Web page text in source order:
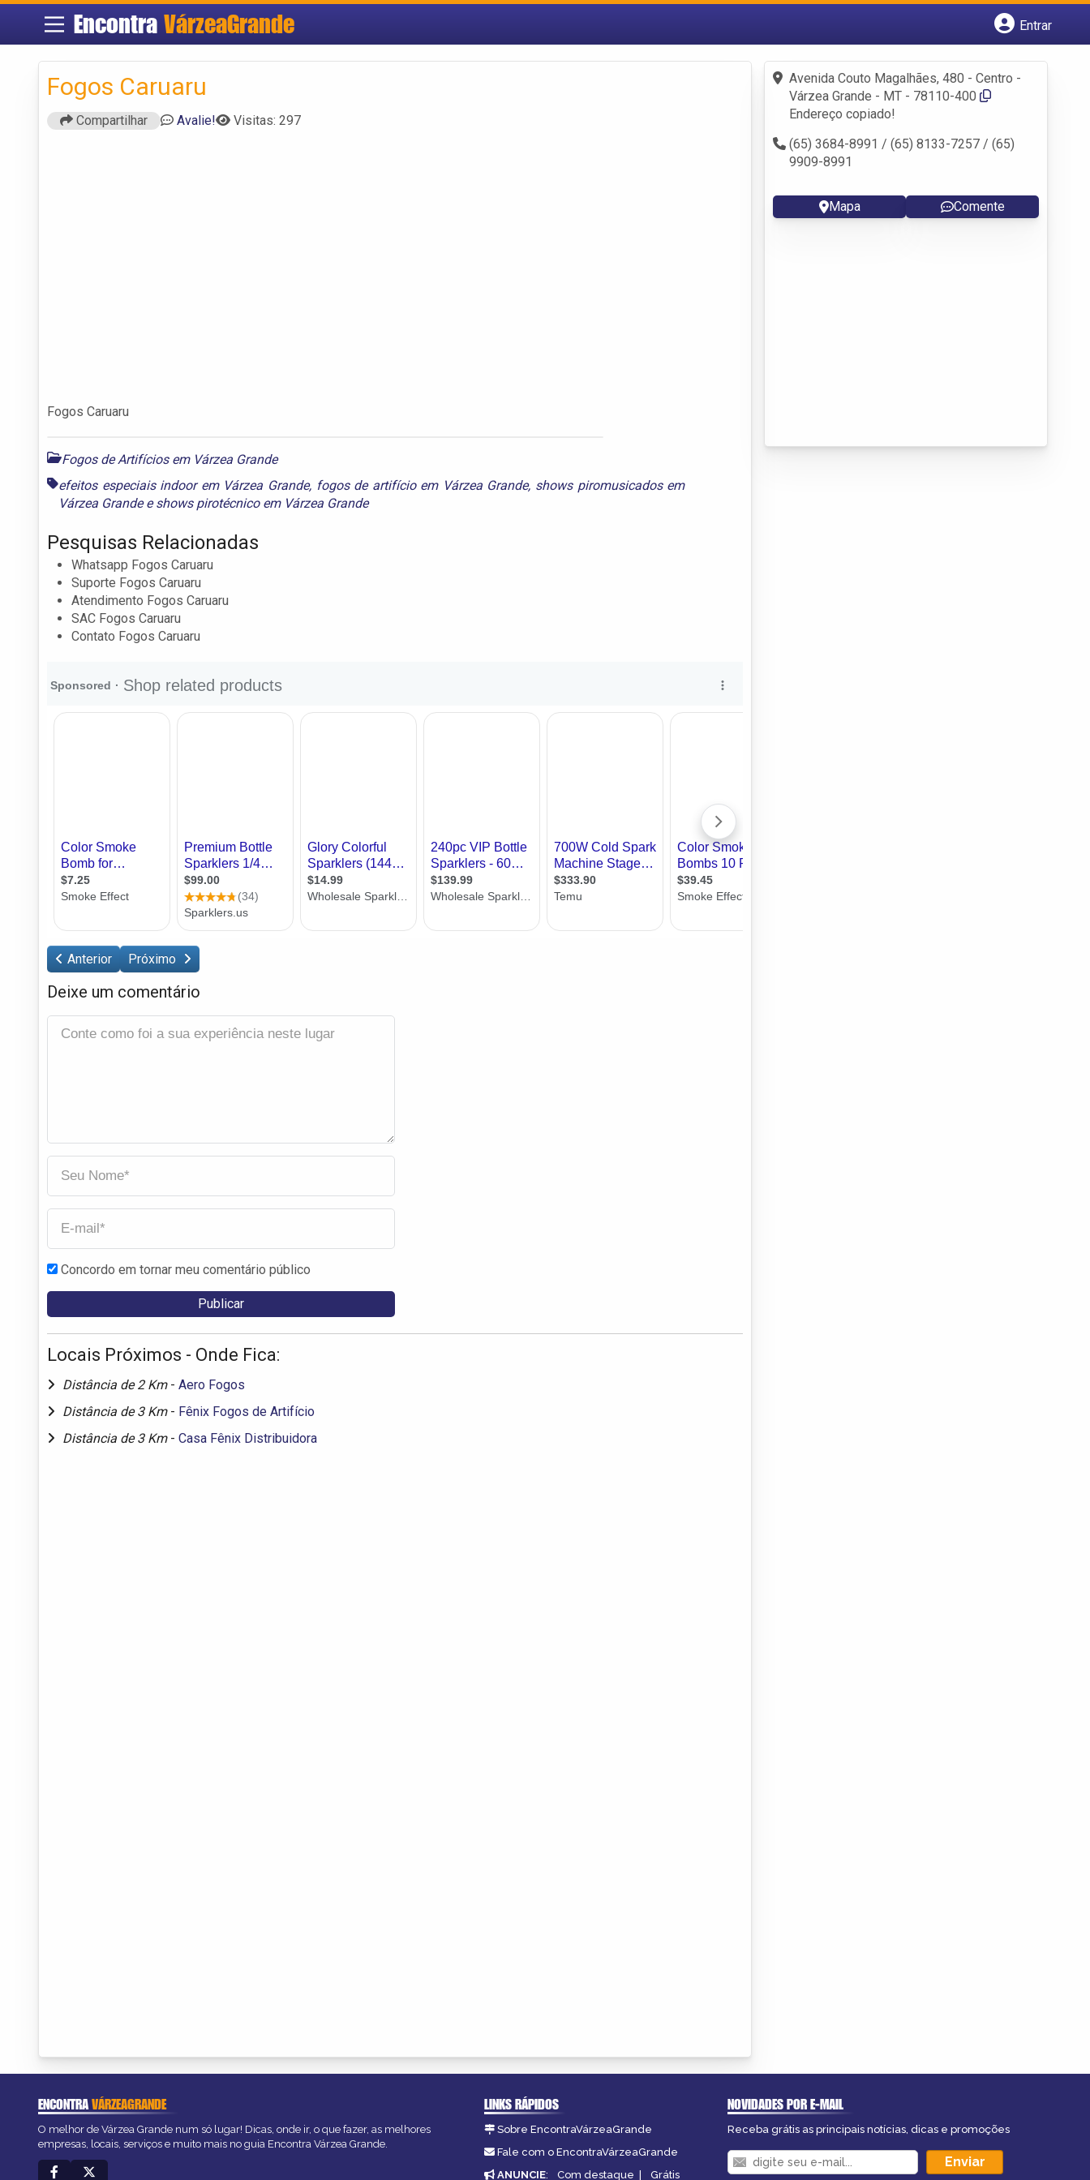
Encontra VárzeaGrande
Entrar
Fazer login
Criar conta
Fogos Caruaru
Compartilhar Avalie! Visitas: 297
Fogos Caruaru
Fogos de Artifícios em Várzea Grande
efeitos especiais indoor em Várzea Grande, fogos de artifício em Várzea Grande, shows piromusicados em
Várzea Grandeeshows pirotécnico em Várzea Grande
Pesquisas Relacionadas
Whatsapp Fogos Caruaru
Suporte Fogos Caruaru
Atendimento Fogos Caruaru
SAC Fogos Caruaru
Contato Fogos Caruaru
Anterior Próximo
Deixe um comentário
Concordo em tornar meu comentário público
Locais Próximos - Onde Fica:
Distância de 2 Km - Aero Fogos
Distância de 3 Km - Fênix Fogos de Artifício
Distância de 3 Km - Casa Fênix Distribuidora
Avenida Couto Magalhães, 480 - Centro -
Várzea Grande - MT - 78110-400
Endereço copiado!
(65) 3684-8991 / (65) 8133-7257 / (65)
9909-8991
Mapa Comente
ENCONTRAVÁRZEAGRANDE
O melhor de Várzea Grande num só lugar! Dicas, onde ir, o que fazer, as melhores
empresas, locais, serviços e muito mais no guia Encontra Várzea Grande.
LINKS RÁPIDOS
Sobre EncontraVárzeaGrande
Fale com o EncontraVárzeaGrande
ANUNCIE: Com destaque | Grátis
NOVIDADES POR E-MAIL
Receba grátis as principais notícias, dicas e promoções